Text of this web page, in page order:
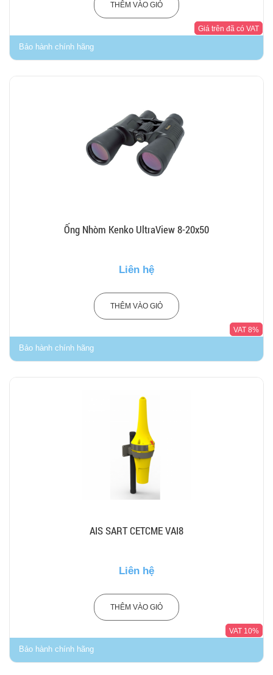
THÊM VÀO GIỎ
Bảo hành chính hãng
Giá trên đã có VAT
Ống Nhòm Kenko UltraView 8-20x50
Liên hệ
THÊM VÀO GIỎ
Bảo hành chính hãng
VAT 8%
AIS SART CETCME VAI8
Liên hệ
THÊM VÀO GIỎ
Bảo hành chính hãng
VAT 10%